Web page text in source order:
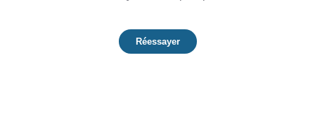
Réessayer